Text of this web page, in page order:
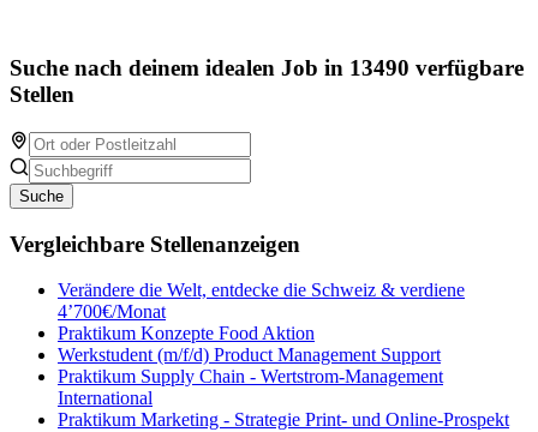
Suche nach deinem idealen Job in 13490 verfügbare
Stellen
Suche
Vergleichbare Stellenanzeigen
Verändere die Welt, entdecke die Schweiz & verdiene
4’700€/Monat
Praktikum Konzepte Food Aktion
Werkstudent (m/f/d) Product Management Support
Praktikum Supply Chain - Wertstrom-Management
International
Praktikum Marketing - Strategie Print- und Online-Prospekt